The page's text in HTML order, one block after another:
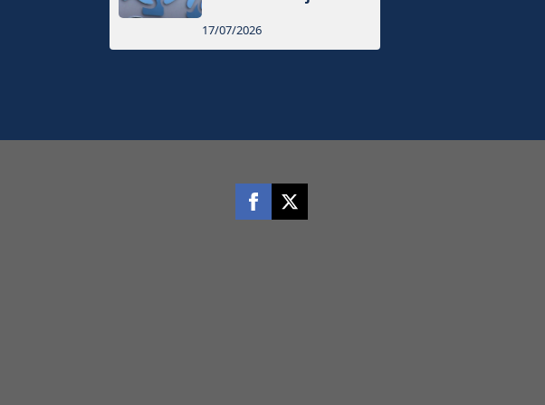
17/07/2026